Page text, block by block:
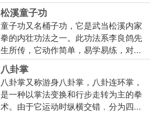
松溪童子功
童子功又名桶子功，它是武当松溪内家
拳的内壮功法之一。此功法系李良鸽先
生所传，它动作简单，易学易练，对...
八卦掌
八卦掌又称游身八卦掌，八卦连环掌，
是一种以掌法变换和行步走转为主的拳
术。由于它运动时纵横交错﹐分为四...